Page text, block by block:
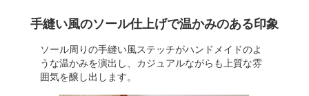
手縫い風のソール仕上げで温かみのある印象
ソール周りの手縫い風ステッチがハンドメイドのよ
うな温かみを演出し、カジュアルながらも上質な雰
囲気を醸し出します。